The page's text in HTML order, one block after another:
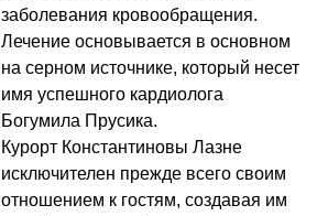
заболевания кровообращения.
Лечение основывается в основном
на серном источнике, который несет
имя успешного кардиолога
Богумила Прусика.
Курорт Константиновы Лазне
исключителен прежде всего своим
отношением к гостям, создавая им